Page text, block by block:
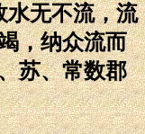
水无不流，流
，纳众流而
苏、常数郡